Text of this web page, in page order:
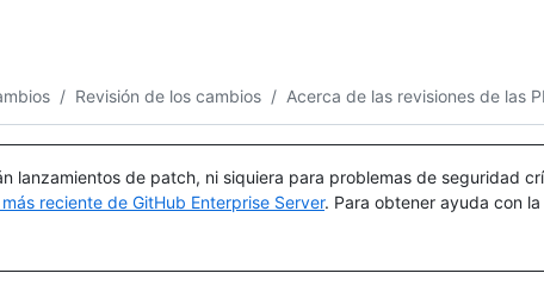
/ Revisión de los cambios / Acerca de las revisiones de las
lanzamientos de patch, ni siquiera para problemas de seguridad
reciente de GitHub Enterprise Server. Para obtener ayuda con